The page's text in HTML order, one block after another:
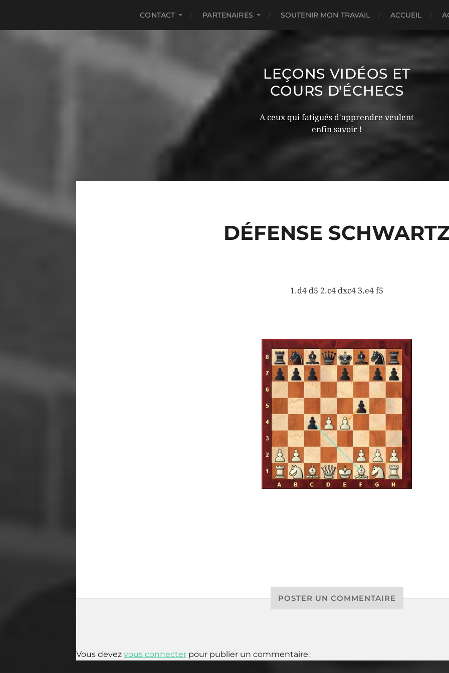
CONTACT PARTENAIRES SOUTENIR MON TRAVAIL ACCUEIL
LEÇONS VIDÉOS ET
COURS D'ÉCHECS
A ceux qui fatigués d'apprendre veulent
enfin savoir !
DÉFENSE
1.d4 d5 2.c4 dxc4 3.e4 f5
POSTER UN COMMENTAIRE
Vous devez vous connecter pour publier un commentaire.